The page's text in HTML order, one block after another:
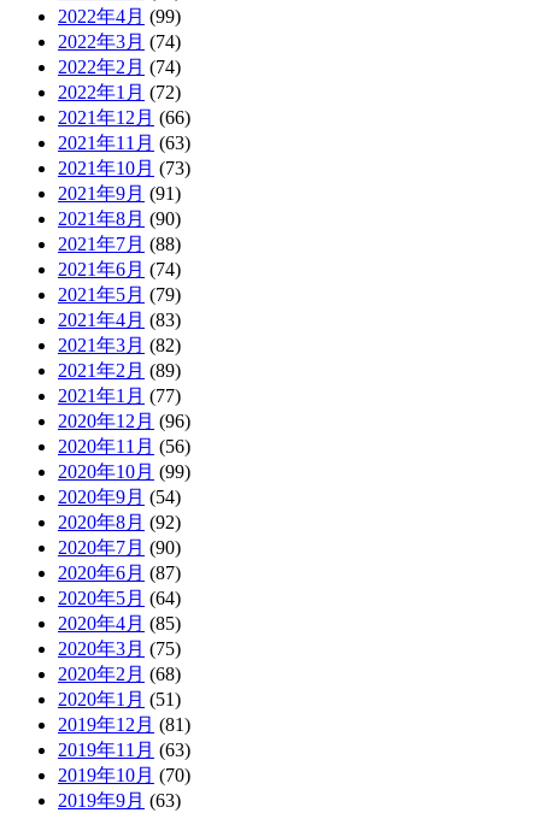
2022年4月 (99)
2022年3月 (74)
2022年2月 (74)
2022年1月 (72)
2021年12月 (66)
2021年11月 (63)
2021年10月 (73)
2021年9月 (91)
2021年8月 (90)
2021年7月 (88)
2021年6月 (74)
2021年5月 (79)
2021年4月 (83)
2021年3月 (82)
2021年2月 (89)
2021年1月 (77)
2020年12月 (96)
2020年11月 (56)
2020年10月 (99)
2020年9月 (54)
2020年8月 (92)
2020年7月 (90)
2020年6月 (87)
2020年5月 (64)
2020年4月 (85)
2020年3月 (75)
2020年2月 (68)
2020年1月 (51)
2019年12月 (81)
2019年11月 (63)
2019年10月 (70)
2019年9月 (63)